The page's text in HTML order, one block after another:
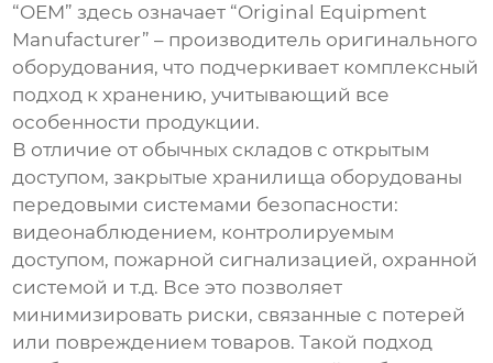
“OEM” здесь означает “Original Equipment
Manufacturer” – производитель оригинального
оборудования, что подчеркивает комплексный
подход к хранению, учитывающий все
особенности продукции.
В отличие от обычных складов с открытым
доступом,закрытые хранилища оборудованы
передовыми системами безопасности:
видеонаблюдением, контролируемым
доступом, пожарной сигнализацией, охранной
системой и т.д. Все это позволяет
минимизировать риски, связанные с потерей
или повреждением товаров. Такой подход